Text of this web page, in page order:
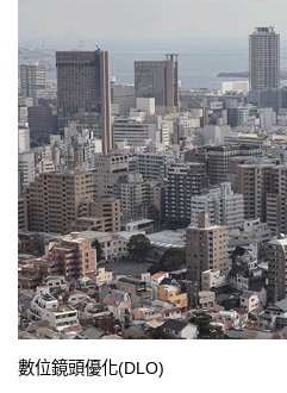
數位鏡頭優化(DLO)